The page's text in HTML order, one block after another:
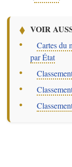
VOIR
–Cartes du
par État
–
–
–